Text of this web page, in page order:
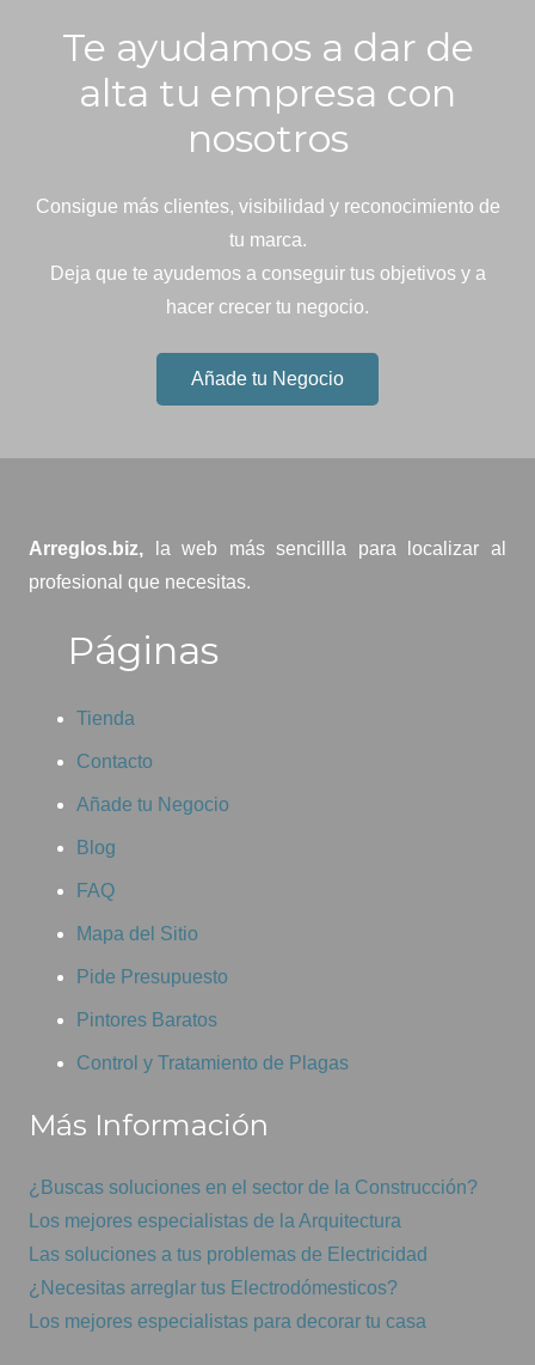
Te ayudamos a dar de
alta tu empresa con
nosotros
Consigue más clientes, visibilidad y reconocimiento de
tu marca.
Deja que te ayudemos a conseguir tus objetivos y a
hacer crecer tu negocio.
Añade tu Negocio
Arreglos.biz,
la web más sencillla para localizar al
profesional que necesitas.
Páginas
Tienda
Contacto
Añade tu Negocio
Blog
FAQ
Mapa del Sitio
Pide Presupuesto
Pintores Baratos
Control y Tratamiento de Plagas
Más Información
¿Buscas soluciones en el sector de la Construcción?
Los mejores especialistas de la Arquitectura
Las soluciones a tus problemas de Electricidad
¿Necesitas arreglar tus Electrodómesticos?
Los mejores especialistas para decorar tu casa